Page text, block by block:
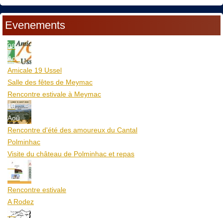
Evenements
08
Aoû
Amicale 19 Ussel
Salle des fêtes de Meymac
Rencontre estivale à Meymac
10
Aoû
Rencontre d'été des amoureux du Cantal
Polminhac
Visite du château de Polminhac et repas
12
Aoû
Rencontre estivale
A Rodez
23